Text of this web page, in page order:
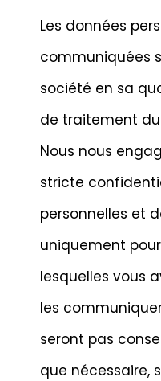
Les données
communiquées
société en sa
de traitement du
Nous nous
stricte
personnelles et
uniquement
lesquelles vous
les
seront pas
que nécessaire,